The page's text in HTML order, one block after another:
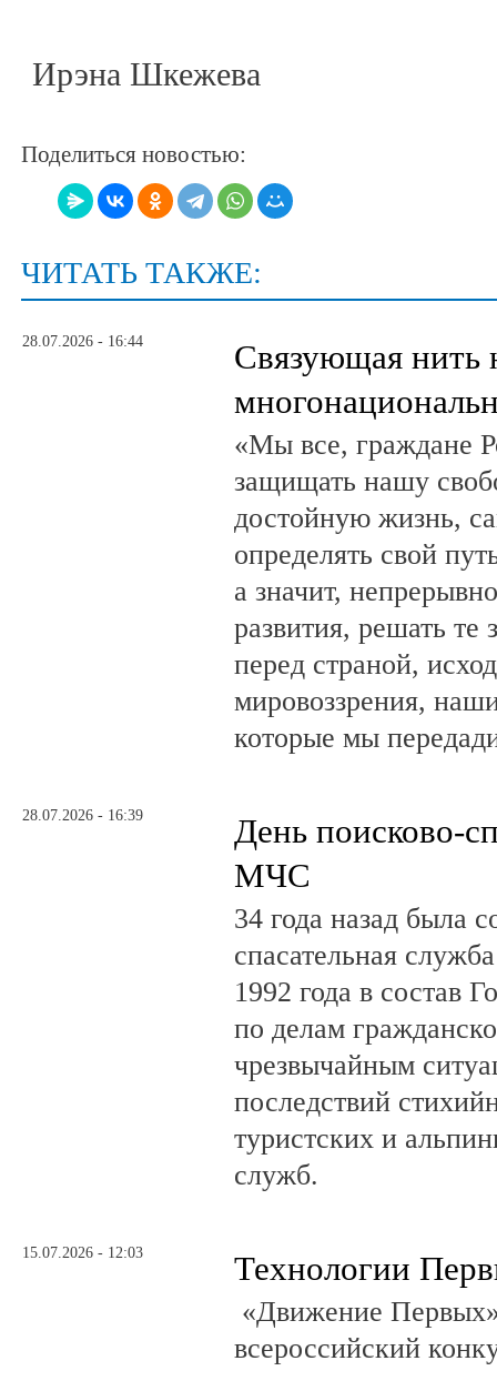
Ирэна Шкежева
Поделиться новостью:
ЧИТАТЬ ТАКЖЕ:
28.07.2026 - 16:44
Связующая нить
«Мы все, граждане
защищать нашу
достойную жизнь,
определять свой
а значит,
развития, решать те
перед страной,
мировоззрения,
которые мы
28.07.2026 - 16:39
День поисково-
МЧС
34 года назад была
спасательная
1992 года в состав
по делам
чрезвычайным
последствий
туристских и
служб.
15.07.2026 - 12:03 Технологии
«Движение Первых»
всероссийский